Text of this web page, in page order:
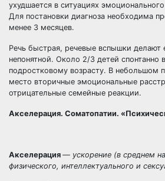
ухудшается в ситуациях
Для постановки диагноза необходима
менее 3 месяцев.
Речь быстрая, речевые вспышки делают
непонятной. Около 2/3 детей спонтанно
подростковому возрасту. В небольшом
место вторичные эмоциональные
отрицательные семейные реакции.
Акселерация. Соматопатии.
Акселерация — ускорение (в среднем
физического, интеллектуального и